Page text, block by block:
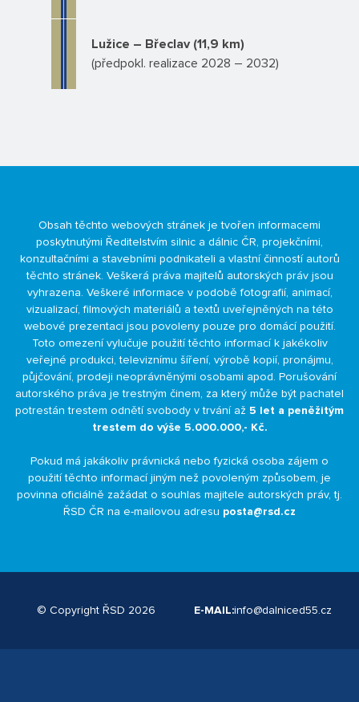
Lužice – Břeclav (11,9 km)
(předpokl. realizace 2028 – 2032)
Obsah těchto webových stránek je tvořen informacemi
poskytnutými Ředitelstvím silnic a dálnic ČR, projekčními,
konzultačními a stavebními podnikateli a vlastní činností autorů
těchto stránek. Veškerá práva majitelů autorských práv jsou
vyhrazena. Veškeré informace v podobě fotografií, animací,
vizualizací, filmových materiálů a textů uveřejněných na této
webové prezentaci jsou povoleny pouze pro domácí použití.
Toto omezení vylučuje použití těchto informací k jakékoliv
veřejné produkci, televiznímu šíření, výrobě kopií, pronájmu,
půjčování, prodeji neoprávněnými osobami apod. Porušování
autorského práva je trestným činem, za který může být pachatel
potrestán trestem odnětí svobody v trvání až 5 let a peněžitým
trestem do výše 5.000.000,- Kč.
Pokud má jakákoliv právnická nebo fyzická osoba zájem o
použití těchto informací jiným než povoleným způsobem, je
povinna oficiálně zažádat o souhlas majitele autorských práv, tj.
ŘSD ČR na e-mailovou adresu posta@rsd.cz
© Copyright ŘSD 2026 E-MAIL:info@dalniced55.cz